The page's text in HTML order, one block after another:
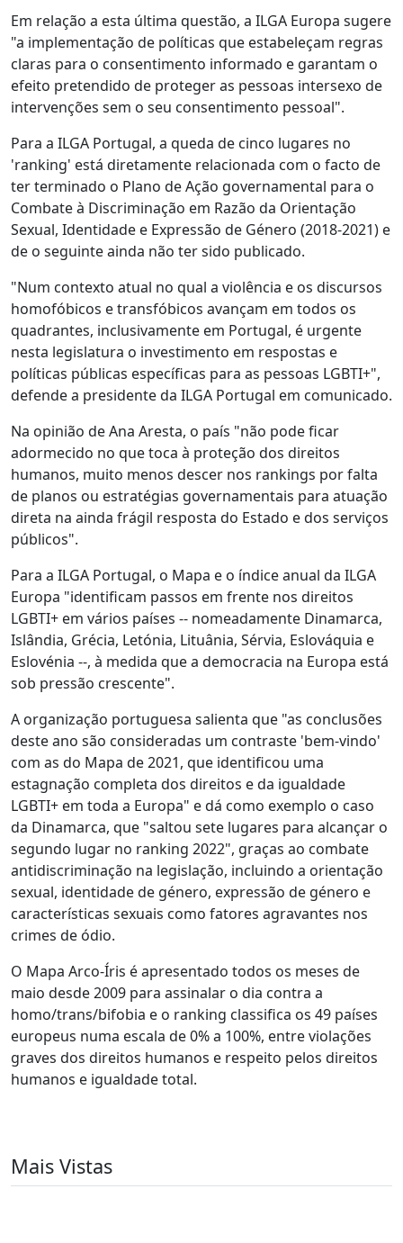
Em relação a esta última questão, a ILGA Europa sugere
"a implementação de políticas que estabeleçam regras
claras para o consentimento informado e garantam o
efeito pretendido de proteger as pessoas intersexo de
intervenções sem o seu consentimento pessoal".
Para a ILGA Portugal, a queda de cinco lugares no
'ranking' está diretamente relacionada com o facto de
ter terminado o Plano de Ação governamental para o
Combate à Discriminação em Razão da Orientação
Sexual, Identidade e Expressão de Género (2018-2021) e
de o seguinte ainda não ter sido publicado.
"Num contexto atual no qual a violência e os discursos
homofóbicos e transfóbicos avançam em todos os
quadrantes, inclusivamente em Portugal, é urgente
nesta legislatura o investimento em respostas e
políticas públicas específicas para as pessoas LGBTI+",
defende a presidente da ILGA Portugal em comunicado.
Na opinião de Ana Aresta, o país "não pode ficar
adormecido no que toca à proteção dos direitos
humanos, muito menos descer nos rankings por falta
de planos ou estratégias governamentais para atuação
direta na ainda frágil resposta do Estado e dos serviços
públicos".
Para a ILGA Portugal, o Mapa e o índice anual da ILGA
Europa "identificam passos em frente nos direitos
LGBTI+ em vários países -- nomeadamente Dinamarca,
Islândia, Grécia, Letónia, Lituânia, Sérvia, Eslováquia e
Eslovénia --, à medida que a democracia na Europa está
sob pressão crescente".
A organização portuguesa salienta que "as conclusões
deste ano são consideradas um contraste 'bem-vindo'
com as do Mapa de 2021, que identificou uma
estagnação completa dos direitos e da igualdade
LGBTI+ em toda a Europa" e dá como exemplo o caso
da Dinamarca, que "saltou sete lugares para alcançar o
segundo lugar no ranking 2022", graças ao combate
antidiscriminação na legislação, incluindo a orientação
sexual, identidade de género, expressão de género e
características sexuais como fatores agravantes nos
crimes de ódio.
O Mapa Arco-Íris é apresentado todos os meses de
maio desde 2009 para assinalar o dia contra a
homo/trans/bifobia e o ranking classifica os 49 países
europeus numa escala de 0% a 100%, entre violações
graves dos direitos humanos e respeito pelos direitos
humanos e igualdade total.
Mais Vistas